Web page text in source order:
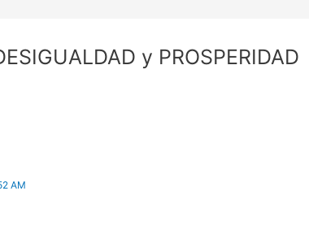
y PROSPERIDAD
AM